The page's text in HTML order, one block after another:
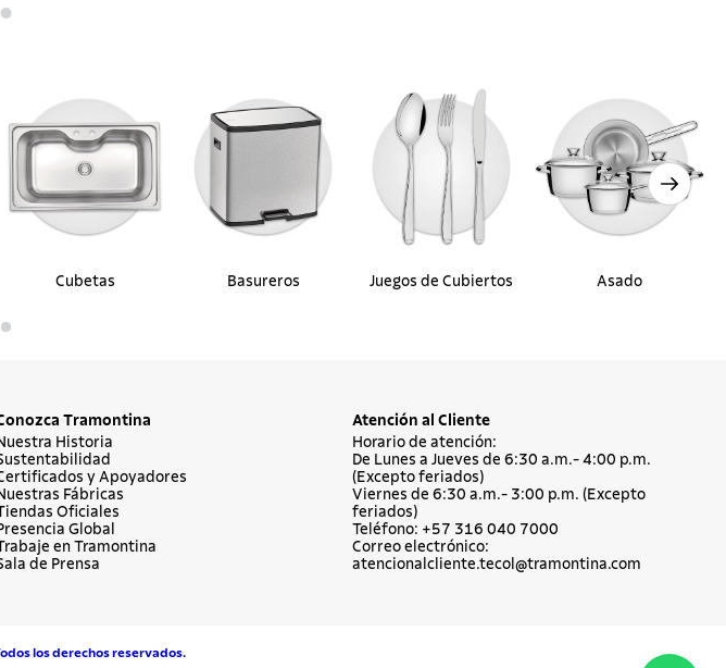
Cubetas Basureros Juegos de Cubiertos Asado
Tramontina
Historia
y Apoyadores
Fábricas
Oficiales
Global
en Tramontina
de Prensa
Atención al Cliente
Horario de atención:
De Lunes a Jueves de 6:30 a.m.- 4:00 p.m.
(Excepto feriados)
Viernes de 6:30 a.m.- 3:00 p.m. (Excepto
feriados)
Teléfono: +57 316 040 7000
Correo electrónico:
atencionalcliente.tecol@tramontina.com
los derechos reservados.